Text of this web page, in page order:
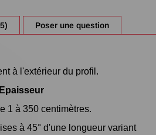
à l'extérieur du profil.
1 à 350 centimètres.
à 45° d'une longueur variant
Poser une question